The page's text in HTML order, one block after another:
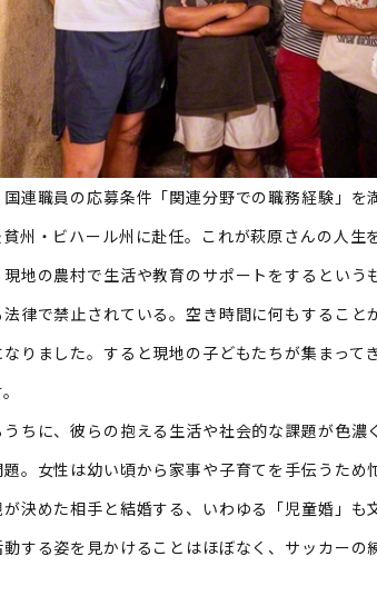
連職員の応募条件「関連分野での職務経験」を
州・ビハール州に赴任。これが萩原さんの人生
地の農村で生活や教育のサポートをするという
律で禁止されている。空き時間に何もすること
りました。すると現地の子どもたちが集まって
ちに、彼らの抱える生活や社会的な課題が色濃
。女性は幼い頃から家事や子育てを手伝うため
決めた相手と結婚する、いわゆる「児童婚」も
する姿を見かけることはほぼなく、サッカーの